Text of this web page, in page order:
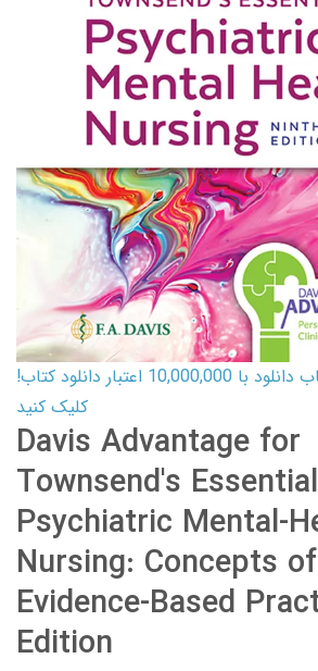
کارت اعتباری کتاب دانلود با 10,000,000 اعتبار دانلود کتاب!
کلیک کنید
Davis Advantage for
Townsend's
Psychiatric Mental-
Nursing: Concepts
Evidence-Based
Edition